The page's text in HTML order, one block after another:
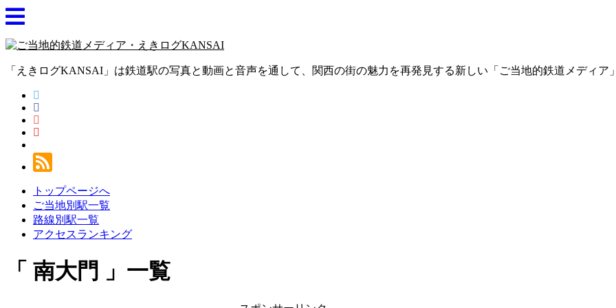
「えきログKANSAI」は鉄道駅の写真と動画と音声を通して、関西の街の魅力を再発見する新しい「ご当地的鉄道メディア
トップページへ
ご当地別駅一覧
路線別駅一覧
アクセスランキング
南大門 一覧